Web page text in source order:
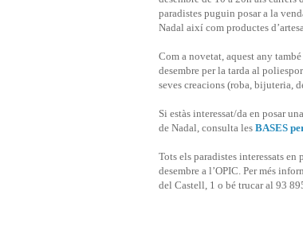
paradistes puguin posar a la
Nadal així com productes
Com a novetat, aquest any
desembre per la tarda al
seves creacions (roba, bijuteria,
Si estàs interessat/da en posar
de Nadal, consulta les BASES
Tots els paradistes interessats
desembre a l’OPIC. Per més
del Castell, 1 o bé trucar al 93